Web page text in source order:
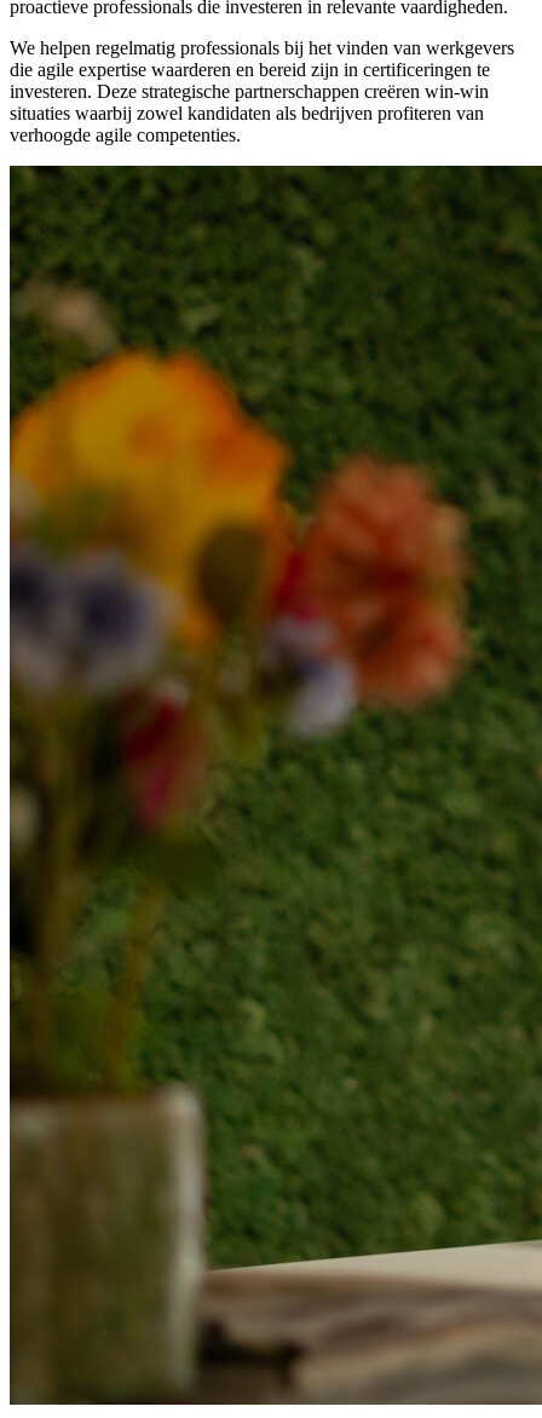
proactieve professionals die investeren in relevante vaardigheden.
We helpen regelmatig professionals bij het vinden van werkgevers
die agile expertise waarderen en bereid zijn in certificeringen te
investeren. Deze strategische partnerschappen creëren win-win
situaties waarbij zowel kandidaten als bedrijven profiteren van
verhoogde agile competenties.